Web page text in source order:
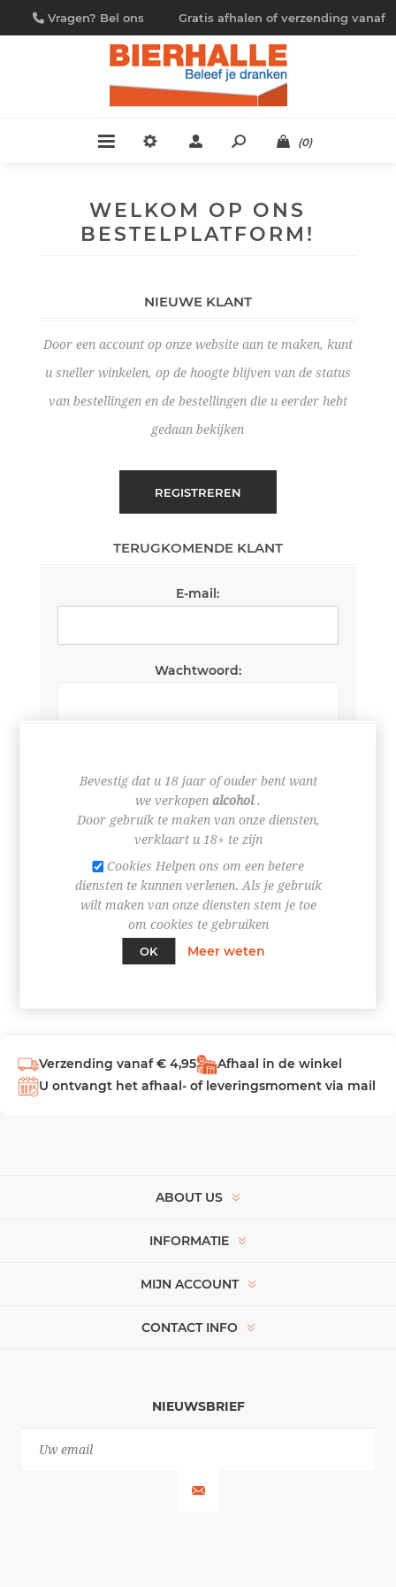
Vragen? Bel ons
09/230.88.44
Gratis afhalen of verzending vanaf
€ 4,95
(0)
WELKOM OP ONS
BESTELPLATFORM!
NIEUWE KLANT
Door een account op onze website aan te maken, kunt
u sneller winkelen, op de hoogte blijven van de status
van bestellingen en de bestellingen die u eerder hebt
gedaan bekijken
REGISTREREN
TERUGKOMENDE KLANT
E-mail:
Wachtwoord:
Wachtwoord vergeten?
INLOGGEN
Verzending vanaf € 4,95
Afhaal in de winkel
U ontvangt het afhaal- of leveringsmoment via mail
ABOUT US
INFORMATIE
MIJN ACCOUNT
CONTACT INFO
NIEUWSBRIEF
Bevestig dat u 18 jaar of ouder bent want
we verkopen alcohol.
Door gebruik te maken van onze diensten,
verklaart u 18+ te zijn
Cookies Helpen ons om een betere
diensten te kunnen verlenen. Als je gebruik
wilt maken van onze diensten stem je toe
om cookies te gebruiken
OK
Meer weten